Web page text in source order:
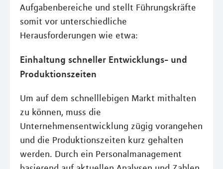
Aufgabenbereiche und stellt Führungskräfte
somit vor unterschiedliche
Herausforderungen wie etwa:
Einhaltung schneller Entwicklungs- und
Produktionszeiten
Um auf dem schnelllebigen Markt mithalten
zu können, muss die
Unternehmensentwicklung zügig vorangehen
und die Produktionszeiten kurz gehalten
werden. Durch ein Personalmanagement